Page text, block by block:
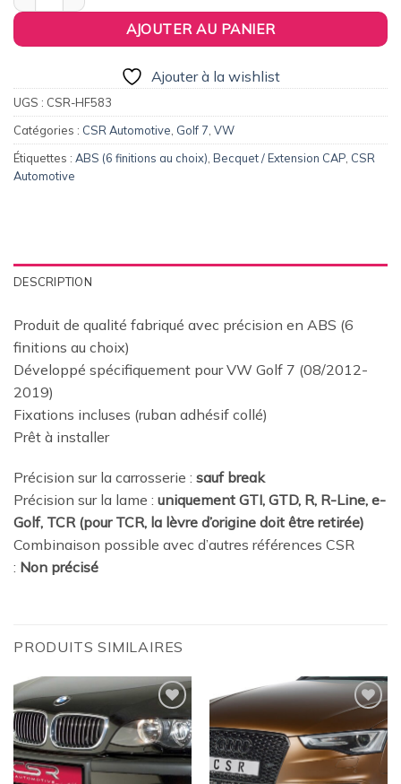
AJOUTER AU PANIER
Ajouter à la wishlist
UGS : CSR-HF583
Catégories : CSR Automotive Golf 7 VW
Étiquettes : ABS (6 finitions au choix) Becquet / Extension CAP CSR
Automotive
DESCRIPTION
Produit de qualité fabriqué avec précision en ABS (6
finitions au choix)
Développé spécifiquement pour VW Golf 7 (08/2012-
2019)
Fixations incluses (ruban adhésif collé)
Prêt à installer
Précision sur la carrosserie : sauf break
Précision sur la lame : uniquement GTI, GTD, R, R-Line, e-
Golf, TCR (pour TCR, la lèvre d’origine doit être retirée)
Combinaison possible avec d’autres références CSR
: Non précisé
PRODUITS SIMILAIRES
Ajouter
à la
wishlist
Ajouter
à la
wishlist